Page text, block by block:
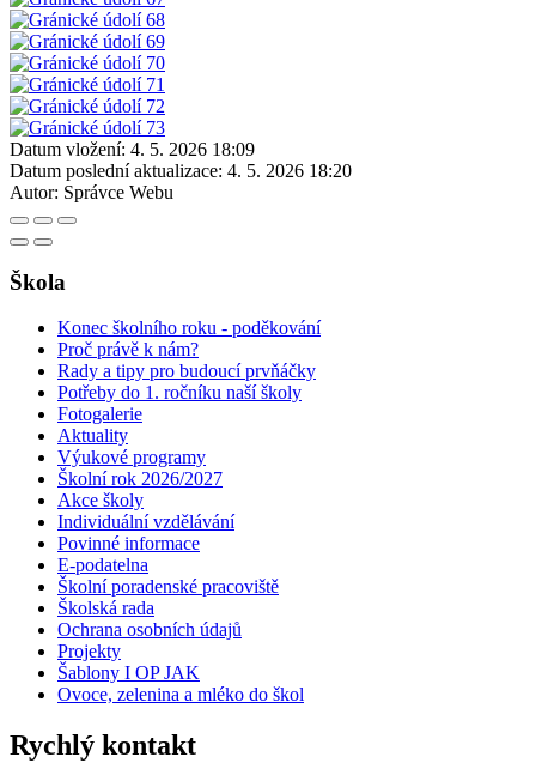
Datum vložení: 4. 5. 2026 18:09
Datum poslední aktualizace: 4. 5. 2026 18:20
Autor: Správce Webu
Škola
Konec školního roku - poděkování
Proč právě k nám?
Rady a tipy pro budoucí prvňáčky
Potřeby do 1. ročníku naší školy
Fotogalerie
Aktuality
Výukové programy
Školní rok 2026/2027
Akce školy
Individuální vzdělávání
Povinné informace
E-podatelna
Školní poradenské pracoviště
Školská rada
Ochrana osobních údajů
Projekty
Šablony I OP JAK
Ovoce, zelenina a mléko do škol
Rychlý kontakt